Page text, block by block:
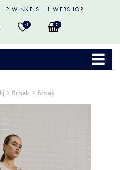
2 WINKELS 1 WEBSHOP
0 0
Broek Broek